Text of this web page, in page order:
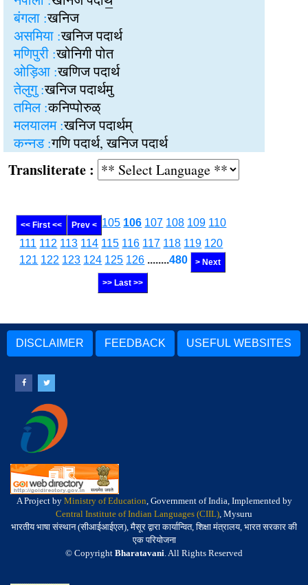
बंगला :खनिज
असमिया :खनिज पदार्थ
मणिपुरी :खोनिगी पोत
ओड़िआ :खणिज पदार्थ
तेलुगु :खनिज पदार्थमु
तमिल :कनिप्पोरुळ्
मलयालम :खनिज पदार्थम्
कन्नड :गणि पदार्थ, खनिज पदार्थ
:
<< First << Prev < 105 106 107 108 109 110
111 112 113 114 115 116 117 118 119 120
121 122 123 124 125 126 ........480 > Next
>> Last >>
DISCLAIMER FEEDBACK USEFUL WEBSITES
A Project by Ministry of Education, Government of India, Implemented by
Central Institute of Indian Languages (CIIL), Mysuru
भारतीय भाषा संस्थान (सीआईआईएल), मैसूर द्वारा कार्यान्वित, शिक्षा मंत्रालय, भारत सरकार की
एक परियोजना
© Copyright Bharatavani. All Rights Reserved